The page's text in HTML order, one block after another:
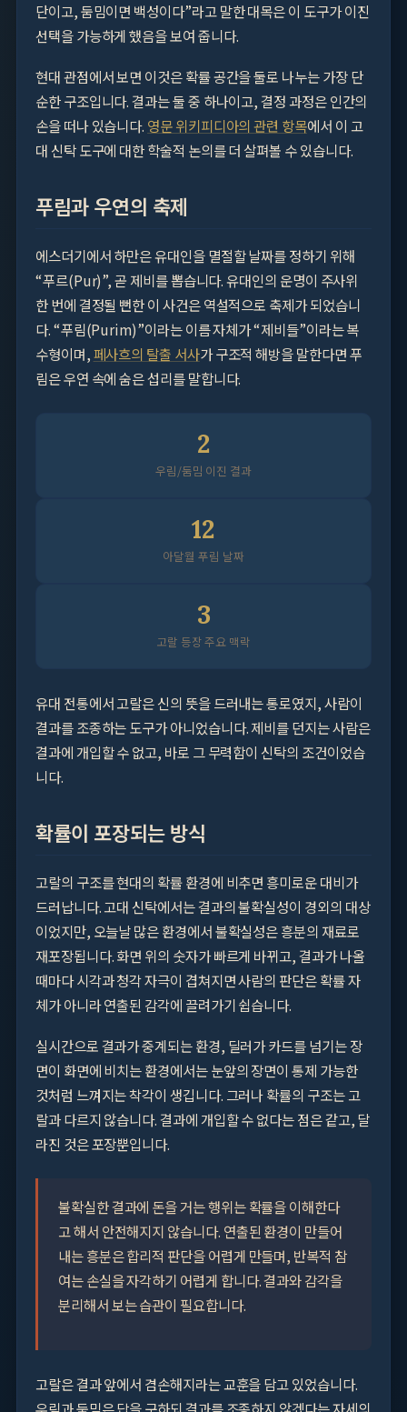
단이고, 둠밈이면 백성이다”라고 말한 대목은 이 도구가 이진
선택을 가능하게 했음을 보여 줍니다.
현대 관점에서 보면 이것은 확률 공간을 둘로 나누는 가장 단
순한 구조입니다. 결과는 둘 중 하나이고, 결정 과정은 인간의
손을 떠나 있습니다. 영문 위키피디아의 관련 항목에서 이 고
대 신탁 도구에 대한 학술적 논의를 더 살펴볼 수 있습니다.
푸림과 우연의 축제
에스더기에서 하만은 유대인을 멸절할 날짜를 정하기 위해
“푸르(Pur)”, 곧 제비를 뽑습니다. 유대인의 운명이 주사위
한 번에 결정될 뻔한 이 사건은 역설적으로 축제가 되었습니
다. “푸림(Purim)”이라는 이름 자체가 “제비들”이라는 복
수형이며,페사흐의 탈출 서사가 구조적 해방을 말한다면 푸
림은 우연 속에 숨은 섭리를 말합니다.
2
우림/둠밈 이진 결과
12
아달월 푸림 날짜
3
고랄 등장 주요 맥락
유대 전통에서 고랄은 신의 뜻을 드러내는 통로였지, 사람이
결과를 조종하는 도구가 아니었습니다. 제비를 던지는 사람은
결과에 개입할 수 없고, 바로 그 무력함이 신탁의 조건이었습
니다.
확률이 포장되는 방식
고랄의 구조를 현대의 확률 환경에 비추면 흥미로운 대비가
드러납니다. 고대 신탁에서는 결과의 불확실성이 경외의 대상
이었지만, 오늘날 많은 환경에서 불확실성은 흥분의 재료로
재포장됩니다. 화면 위의 숫자가 빠르게 바뀌고, 결과가 나올
때마다 시각과 청각 자극이 겹쳐지면 사람의 판단은 확률 자
체가 아니라 연출된 감각에 끌려가기 쉽습니다.
실시간으로 결과가 중계되는 환경, 딜러가 카드를 넘기는 장
면이 화면에 비치는 환경에서는 눈앞의 장면이 통제 가능한
것처럼 느껴지는 착각이 생깁니다. 그러나 확률의 구조는 고
랄과 다르지 않습니다. 결과에 개입할 수 없다는 점은 같고, 달
라진 것은 포장뿐입니다.
불확실한 결과에 돈을 거는 행위는 확률을 이해한다
고 해서 안전해지지 않습니다. 연출된 환경이 만들어
내는 흥분은 합리적 판단을 어렵게 만들며, 반복적 참
여는 손실을 자각하기 어렵게 합니다. 결과와 감각을
분리해서 보는 습관이 필요합니다.
고랄은 결과 앞에서 겸손해지라는 교훈을 담고 있었습니다.